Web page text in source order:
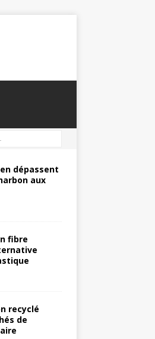
dépassent
aux
fibre
recyclé
de